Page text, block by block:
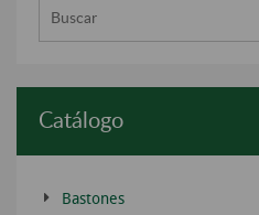
Catálogo
Bastones